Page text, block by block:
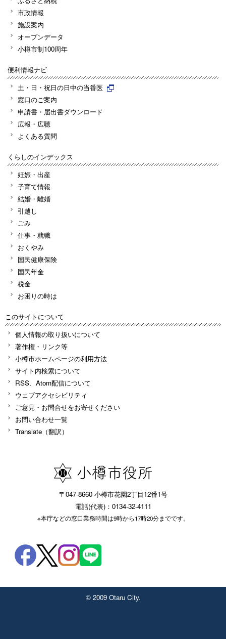
市政情報
施設案内
オープンデータ
小樽市制100周年
便利情報ナビ
土・日・祝日の日中の当番医
窓口のご案内
申請書・届出書ダウンロード
広報・広聴
よくある質問
くらしのインデックス
妊娠・出産
子育て情報
結婚・離婚
引越し
ごみ
仕事・就職
おくやみ
国民健康保険
国民年金
税金
お困りの時は
このサイトについて
個人情報の取り扱いについて
著作権・リンク等
小樽市ホームページの利用方法
サイト内検索について
RSS、Atom配信について
ウェブアクセシビリティ
ご意見・お問合せをお寄せください
お問い合わせ一覧
Translate（翻訳）
〒047-8660 小樽市花園2丁目12番1号
電話(代表)：0134-32-4111
※本庁などの窓口業務時間は9時から17時20分までです。
© 2009 Otaru City.